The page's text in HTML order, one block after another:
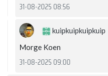
31-08-2025 08:56
kuipkuipkuipkuip
Morge Koen
31-08-2025 09:00